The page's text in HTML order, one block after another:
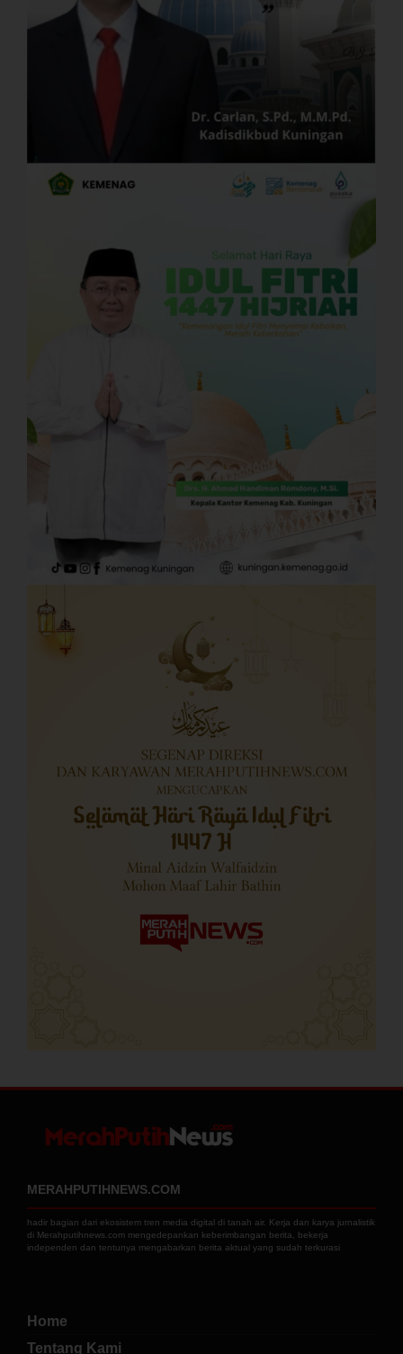
MERAHPUTIHNEWS.COM
hadir bagian dari ekosistem tren media digital di tanah air. Kerja dan karya jurnalistik
di Merahputihnews.com mengedepankan keberimbangan berita, bekerja
independen dan tentunya mengabarkan berita aktual yang sudah terkurasi
Home
Tentang Kami